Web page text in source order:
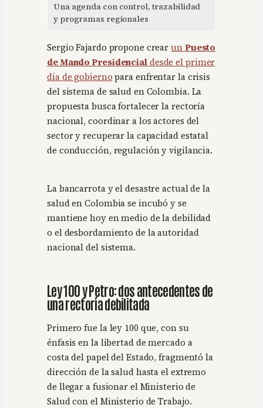
Una agenda con control, trazabilidad
y programas regionales
Sergio Fajardo propone crearun Puesto
de Mando Presidencialdesde el primer
día de gobierno para enfrentar la crisis
del sistema de salud en Colombia. La
propuesta busca fortalecer la rectoría
nacional, coordinar a los actores del
sector y recuperar la capacidad estatal
de conducción, regulación y vigilancia.
La bancarrota y el desastre actual de la
salud en Colombia se incubó y se
mantiene hoy en medio de la debilidad
o el desbordamiento de la autoridad
nacional del sistema.
Ley 100 y Petro: dos antecedentes de
una rectoría debilitada
Primero fue la ley 100 que, con su
énfasis en la libertad de mercado a
costa del papel del Estado, fragmentó la
dirección de la salud hasta el extremo
de llegar a fusionar el Ministerio de
Salud con el Ministerio de Trabajo.